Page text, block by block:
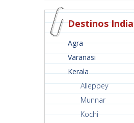
Destinos India
Agra
Varanasi
Kerala
Alleppey
Munnar
Kochi